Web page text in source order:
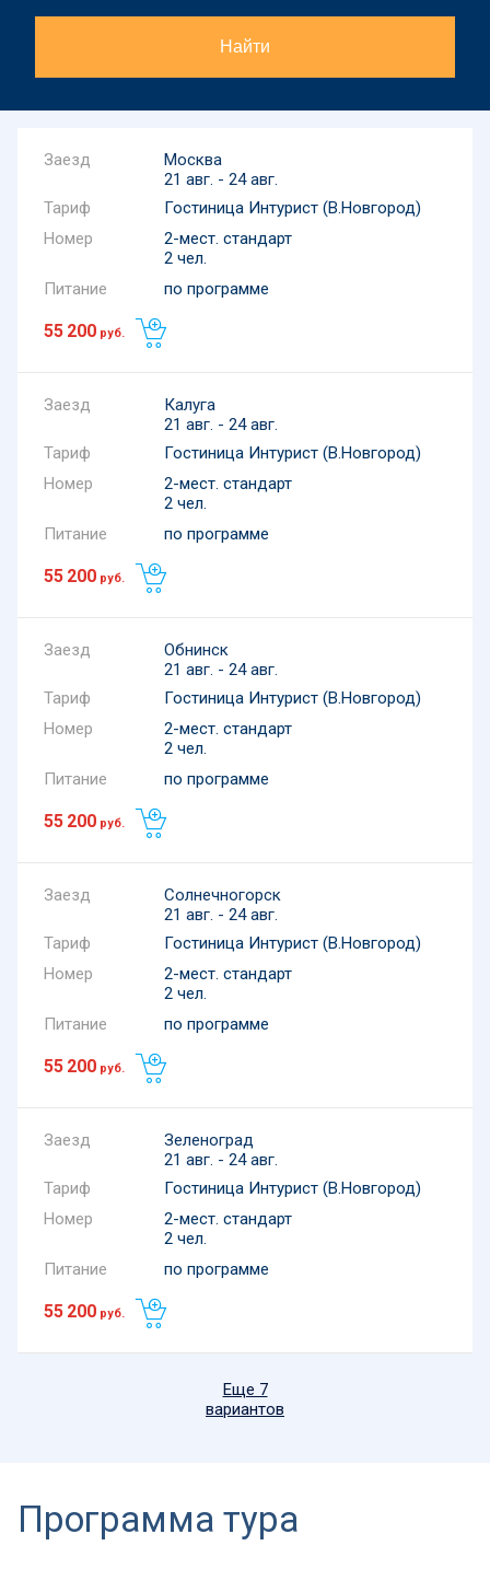
Найти
Москва
21 авг. - 24 авг.
Тариф
Гостиница Интурист (В.Новгород)
Номер
2-мест. стандарт
2 чел.
Питание
по программе
55 200 руб.
Калуга
21 авг. - 24 авг.
Тариф
Гостиница Интурист (В.Новгород)
Номер
2-мест. стандарт
2 чел.
Питание
по программе
55 200 руб.
Обнинск
21 авг. - 24 авг.
Тариф
Гостиница Интурист (В.Новгород)
Номер
2-мест. стандарт
2 чел.
Питание
по программе
55 200 руб.
Солнечногорск
21 авг. - 24 авг.
Тариф
Гостиница Интурист (В.Новгород)
Номер
2-мест. стандарт
2 чел.
Питание
по программе
55 200 руб.
Зеленоград
21 авг. - 24 авг.
Тариф
Гостиница Интурист (В.Новгород)
Номер
2-мест. стандарт
2 чел.
Питание
по программе
55 200 руб.
Еще 7
вариантов
Программа тура